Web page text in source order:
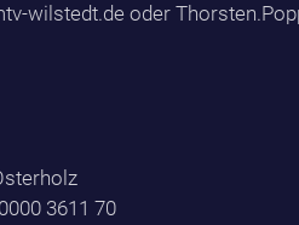
wilstedt.de oder
3611 70